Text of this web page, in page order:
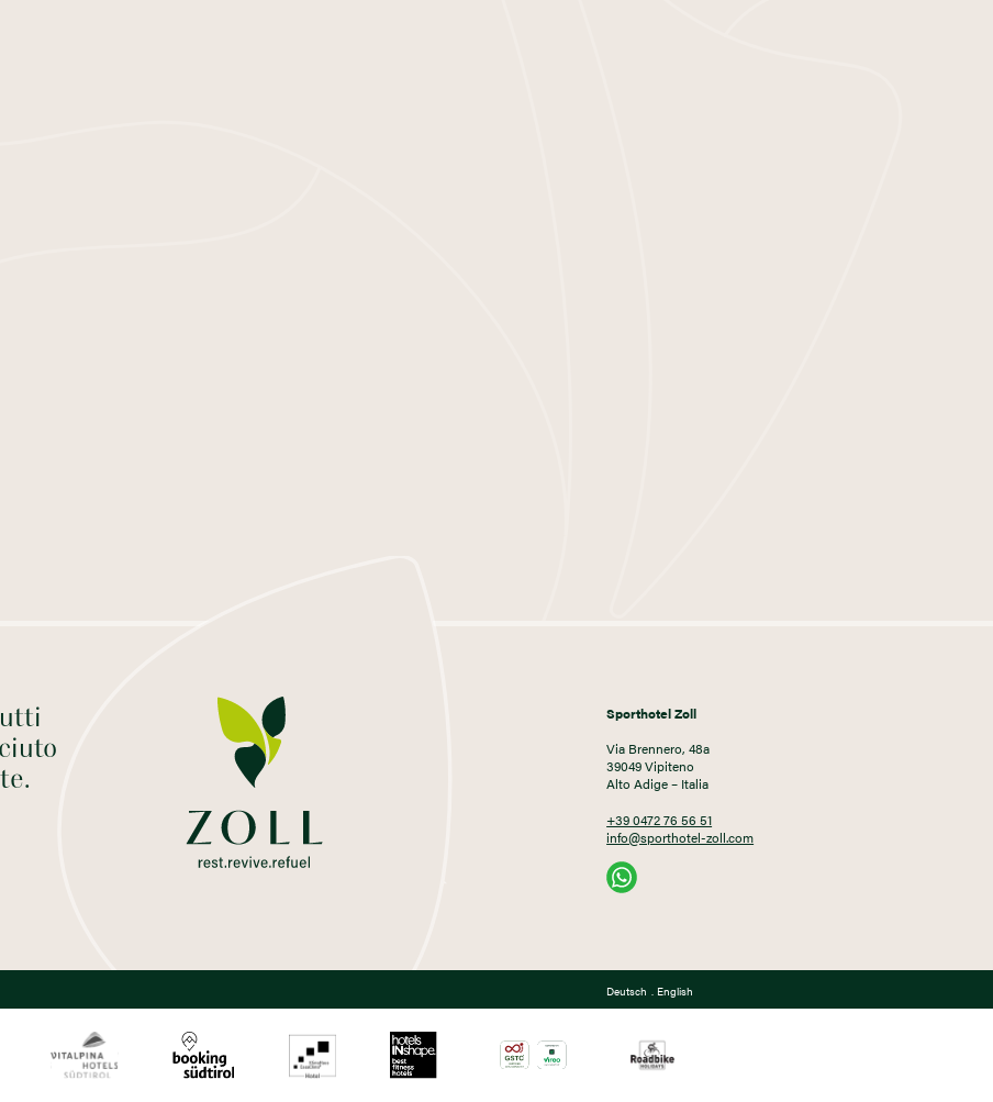
Sporthotel Zoll
Via Brennero, 48a
39049 Vipiteno
Alto Adige – Italia
+39 0472 76 56 51
info@sporthotel-zoll.com
Deutsch English